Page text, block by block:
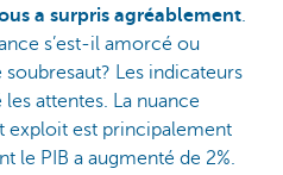
a surpris agréablement.
s’est-il amorcé ou
Les indicateurs
attentes. La nuance
exploit est principalement
le PIB a augmenté de 2%.